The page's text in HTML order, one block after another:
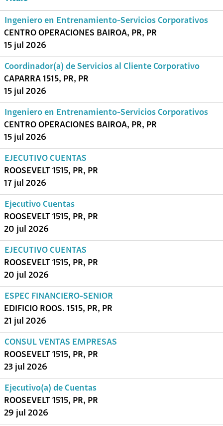
Ingeniero en Entrenamiento-Servicios Corporativos
CENTRO OPERACIONES BAIROA, PR, PR
15 jul 2026
Coordinador(a) de Servicios al Cliente Corporativo
CAPARRA 1515, PR, PR
15 jul 2026
Ingeniero en Entrenamiento-Servicios Corporativos
CENTRO OPERACIONES BAIROA, PR, PR
15 jul 2026
EJECUTIVO CUENTAS
ROOSEVELT 1515, PR, PR
17 jul 2026
Ejecutivo Cuentas
ROOSEVELT 1515, PR, PR
20 jul 2026
EJECUTIVO CUENTAS
ROOSEVELT 1515, PR, PR
20 jul 2026
ESPEC FINANCIERO-SENIOR
EDIFICIO ROOS. 1515, PR, PR
21 jul 2026
CONSUL VENTAS EMPRESAS
ROOSEVELT 1515, PR, PR
23 jul 2026
Ejecutivo(a) de Cuentas
ROOSEVELT 1515, PR, PR
29 jul 2026